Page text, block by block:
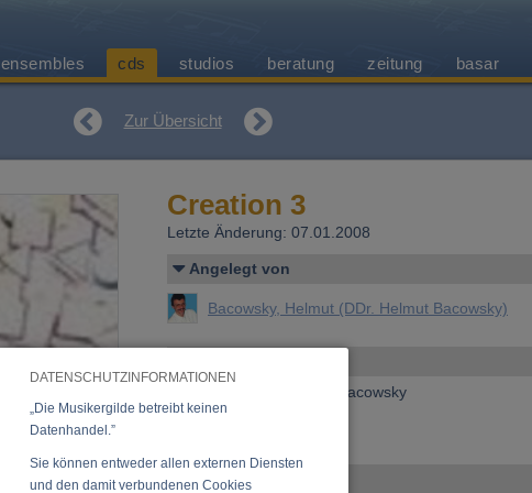
DATENSCHUTZINFORMATIONEN
„Die Musikergilde betreibt keinen
Datenhandel.”
Sie können entweder allen externen Diensten
und den damit verbundenen Cookies
ensembles cds studios beratung zeitung basar
Zur Übersicht
Creation 3
Letzte Änderung: 07.01.2008
Angelegt von
Bacowsky, Helmut (DDr. Helmut Bacowsky)
Studio Bacowsky
Preis:15,00 €
Ensemble